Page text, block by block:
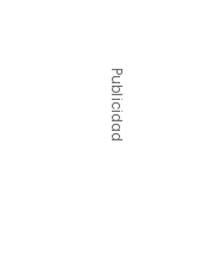
Publicidad